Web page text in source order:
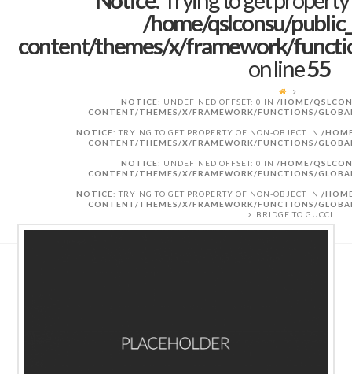
/home/qslconsu/
content/themes/x/framework/
on line55
NOTICE: UNDEFINED OFFSET: 0 IN /HOME/
CONTENT/THEMES/X/FRAMEWORK/FUNCTIONS/
NOTICE: TRYING TO GET PROPERTY OF NON-OBJECT IN /
CONTENT/THEMES/X/FRAMEWORK/FUNCTIONS/
NOTICE: UNDEFINED OFFSET: 0 IN /HOME/
CONTENT/THEMES/X/FRAMEWORK/FUNCTIONS/
NOTICE: TRYING TO GET PROPERTY OF NON-OBJECT IN /
CONTENT/THEMES/X/FRAMEWORK/FUNCTIONS/
BRIDGE TO GUCCI